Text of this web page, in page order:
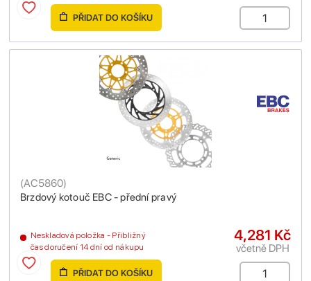
PŘIDAT DO KOŠÍKU
Brzdový kotouč EBC - přední pravý
(AC5860)
Neskladová položka - Přibližný
čas doručení 14 dní od nákupu
4,281 Kč
včetně DPH
PŘIDAT DO KOŠÍKU